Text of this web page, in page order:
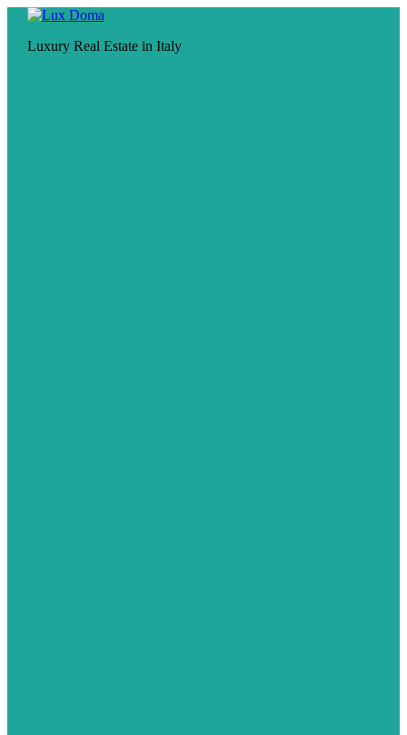
Luxury Real Estate in Italy